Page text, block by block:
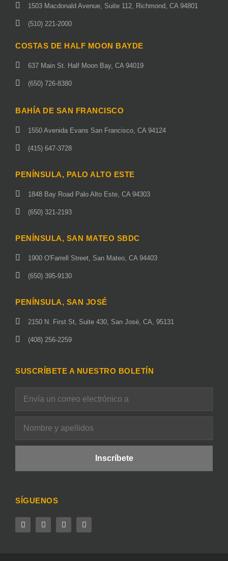
1503 Macdonald Avenue, Suite 112, Richmond, CA 94801
(510) 221-2000
COSTAS DE HALF MOON BAYDE
637 Main St. Half Moon Bay, CA 94019
(650) 726-8380
BAHÍA DE SAN FRANCISCO
1550 Avenida Evans San Francisco, CA 94124
(415) 647-3728
PENÍNSULA, PALO ALTO ESTE
1848 Bay Road Palo Alto Este, CA 94303
(650) 321-2193
PENÍNSULA, SAN MATEO SBDC
1900 O'Farrell Street, San Mateo, CA 94403
(650) 395-9130
PENÍNSULA, SAN JOSÉ
2150 N. First St, Suite 430, San José, CA, 95131
(408) 256-2259
SUSCRÍBETE A NUESTRO BOLETÍN
SÍGUENOS